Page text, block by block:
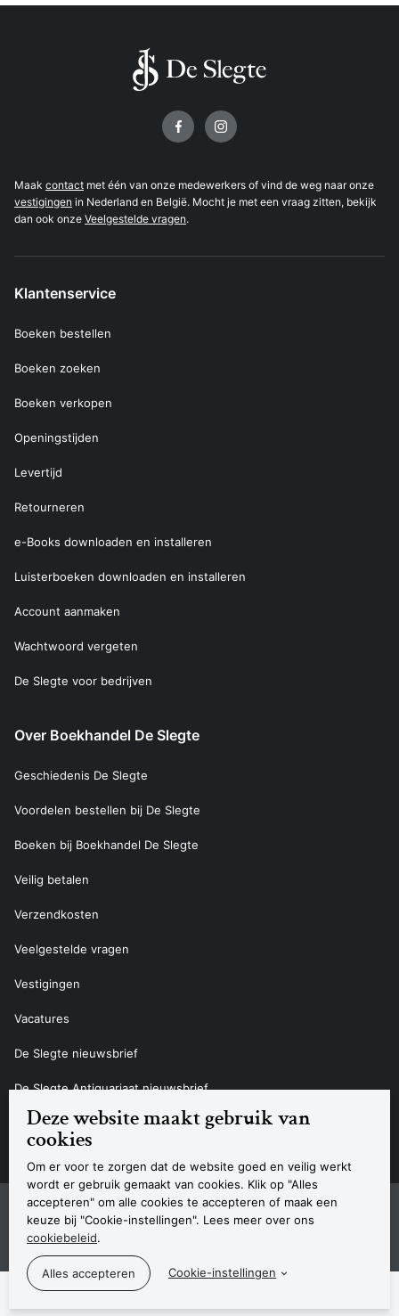
Deze website maakt gebruik van
cookies
Om er voor te zorgen dat de website goed en veilig werkt
wordt er gebruik gemaakt van cookies. Klik op "Alles
accepteren" om alle cookies te accepteren of maak een
keuze bij "Cookie-instellingen". Lees meer over ons
cookiebeleid.
Cookie-instellingen
Maak contact met één van onze medewerkers of vind de weg naar onze
vestigingen in Nederland en België. Mocht je met een vraag zitten, bekijk
dan ook onze Veelgestelde vragen.
Klantenservice
Boeken bestellen
Boeken zoeken
Boeken verkopen
Openingstijden
Levertijd
Retourneren
e-Books downloaden en installeren
Luisterboeken downloaden en installeren
Account aanmaken
Wachtwoord vergeten
De Slegte voor bedrijven
Over Boekhandel De Slegte
Geschiedenis De Slegte
Voordelen bestellen bij De Slegte
Boeken bij Boekhandel De Slegte
Veilig betalen
Verzendkosten
Veelgestelde vragen
Vestigingen
Vacatures
De Slegte nieuwsbrief
De Slegte Antiquariaat nieuwsbrief
Contact
Navigatie
SitemapPrivacyverklaring CookieverklaringAlgemene voorwaardenDisclaimer
Contact